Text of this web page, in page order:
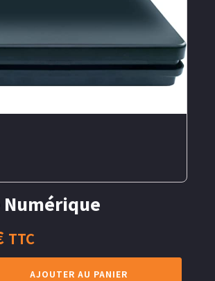
Numérique
TTC
AJOUTER AU PANIER